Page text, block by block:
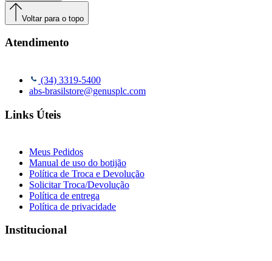
Voltar para o topo
Atendimento
(34) 3319-5400
abs-brasilstore@genusplc.com
Links Úteis
Meus Pedidos
Manual de uso do botijão
Política de Troca e Devolução
Solicitar Troca/Devolução
Política de entrega
Política de privacidade
Institucional